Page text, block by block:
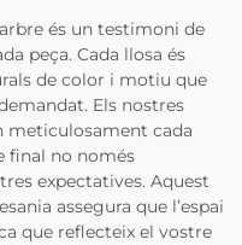
és un testimoni de
peça. Cada llosa és
de color i motiu que
Els nostres
meticulosament cada
final no només
expectatives. Aquest
assegura que l’espai
que reflecteix el vostre